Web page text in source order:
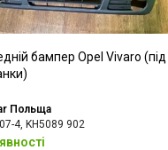
бампер Opel Vivaro (під
Польща
4, KH5089 902